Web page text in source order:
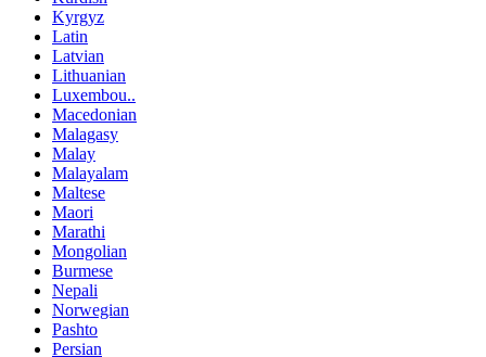
Kyrgyz
Latin
Latvian
Lithuanian
Luxembou..
Macedonian
Malagasy
Malay
Malayalam
Maltese
Maori
Marathi
Mongolian
Burmese
Nepali
Norwegian
Pashto
Persian